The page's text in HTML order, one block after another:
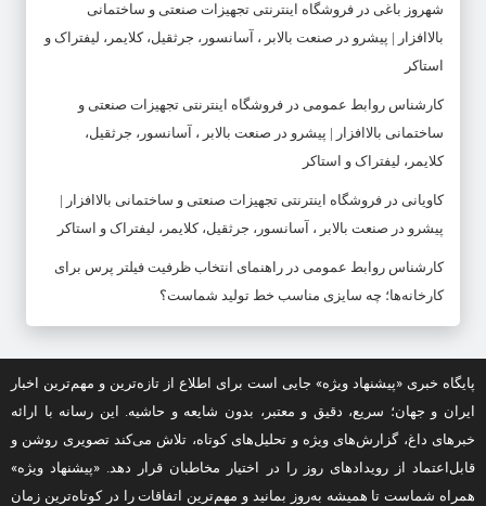
شهروز باغی در فروشگاه اینترنتی تجهیزات صنعتی و ساختمانی
بالاافزار | پیشرو در صنعت بالابر ، آسانسور، جرثقیل، کلایمر، لیفتراک و
استاکر
کارشناس روابط عمومی در فروشگاه اینترنتی تجهیزات صنعتی و
ساختمانی بالاافزار | پیشرو در صنعت بالابر ، آسانسور، جرثقیل،
کلایمر، لیفتراک و استاکر
کاویانی در فروشگاه اینترنتی تجهیزات صنعتی و ساختمانی بالاافزار |
پیشرو در صنعت بالابر ، آسانسور، جرثقیل، کلایمر، لیفتراک و استاکر
کارشناس روابط عمومی در راهنمای انتخاب ظرفیت فیلتر پرس برای
کارخانه‌ها؛ چه سایزی مناسب خط تولید شماست؟
پایگاه خبری «پیشنهاد ویژه» جایی است برای اطلاع از تازه‌ترین و مهم‌ترین اخبار
ایران و جهان؛ سریع، دقیق و معتبر، بدون شایعه و حاشیه. این رسانه با ارائه
خبرهای داغ، گزارش‌های ویژه و تحلیل‌های کوتاه، تلاش می‌کند تصویری روشن و
قابل‌اعتماد از رویدادهای روز را در اختیار مخاطبان قرار دهد. «پیشنهاد ویژه»
همراه شماست تا همیشه به‌روز بمانید و مهم‌ترین اتفاقات را در کوتاه‌ترین زمان